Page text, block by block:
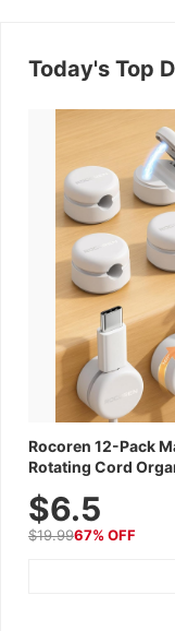
Today's Top
Rocoren 12-Pack
Rotating Cord
Wall, Car & Office,
$6.5
$19.9967% OFF